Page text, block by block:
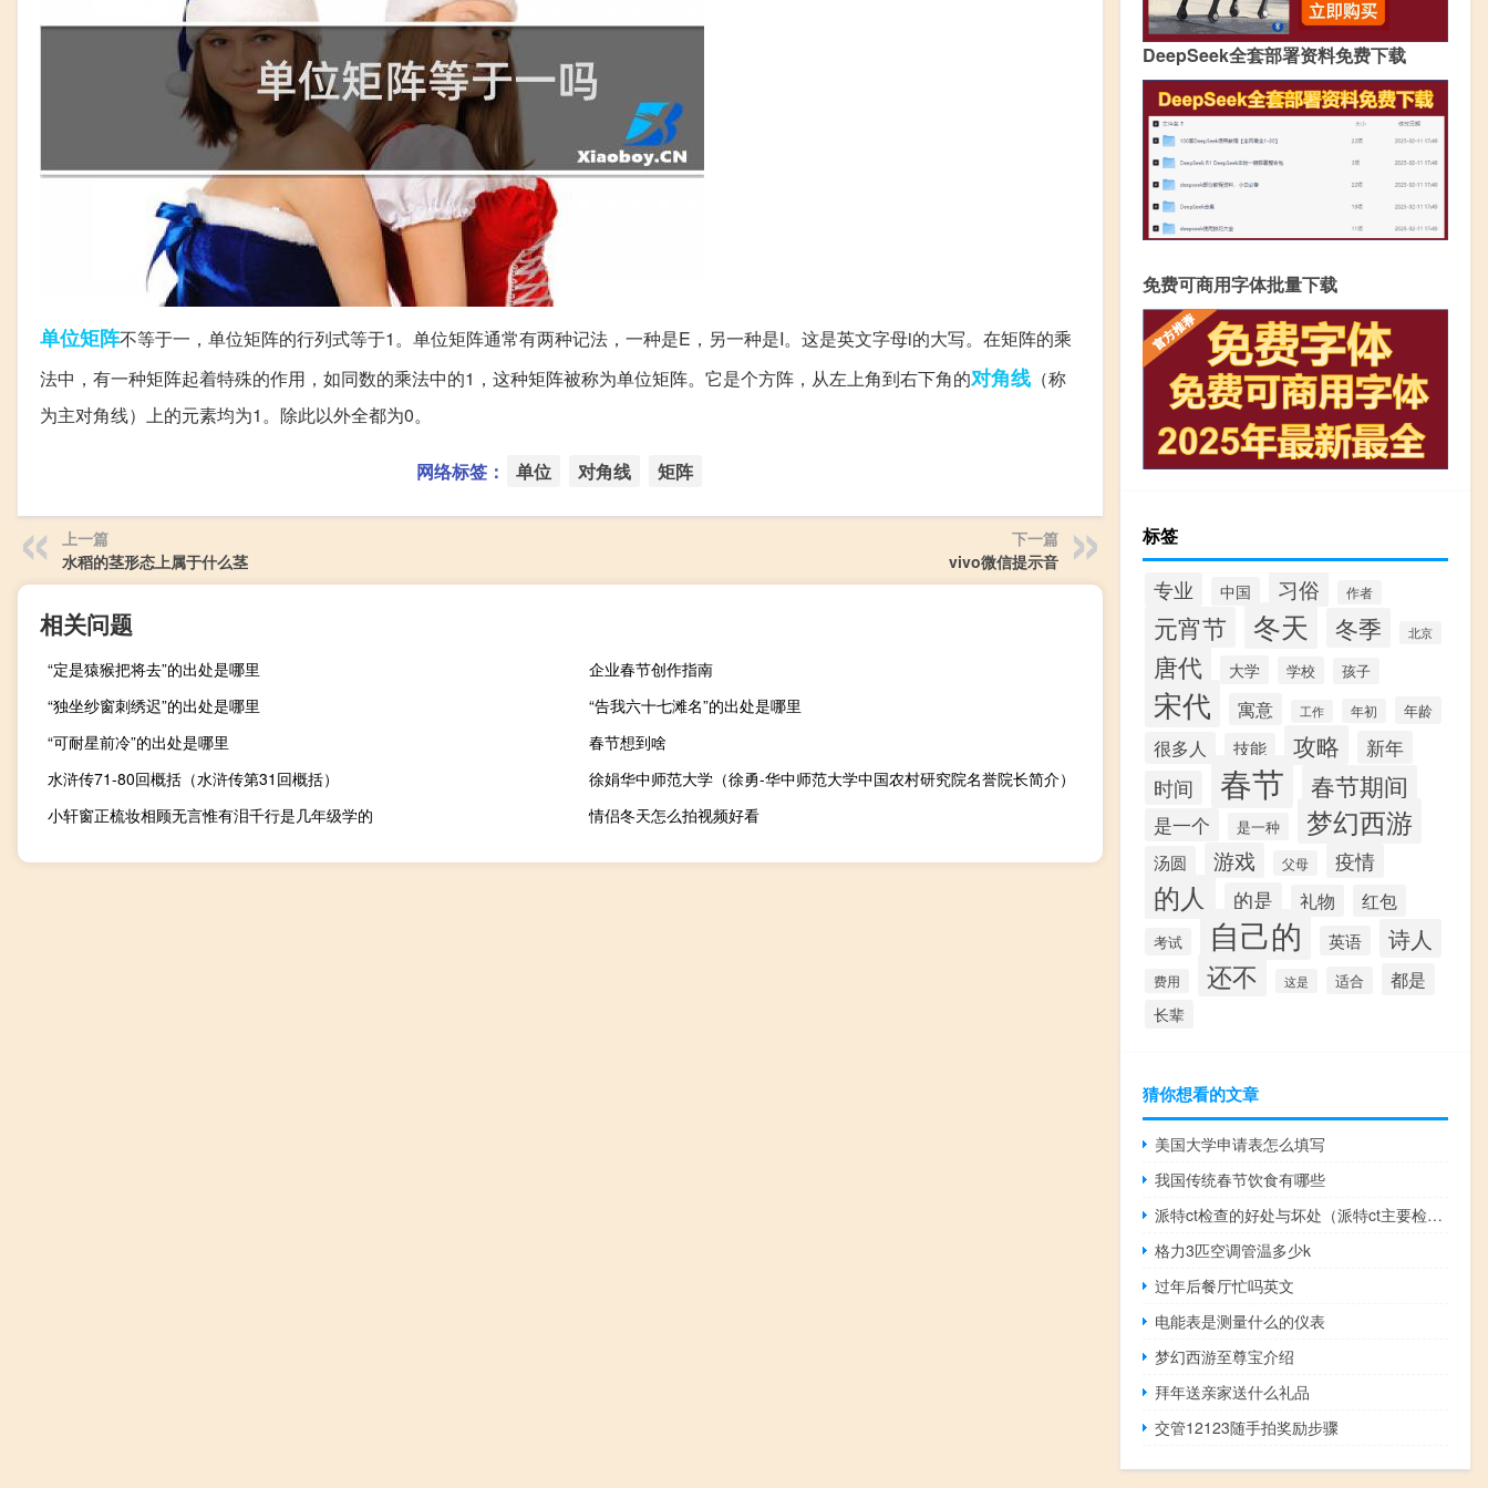
单位矩阵不等于一，单位矩阵的行列式等于1。单位矩阵通常有两种记法，一种是E，另一种是I。这是英文字母i的大写。在矩阵的乘
法中，有一种矩阵起着特殊的作用，如同数的乘法中的1，这种矩阵被称为单位矩阵。它是个方阵，从左上角到右下角的对角线 （称
为主对角线）上的元素均为1。除此以外全都为0。
网络标签： 单位 对角线 矩阵
上一篇
水稻的茎形态上属于什么茎
下一篇
vivo微信提示音
相关问题
“定是猿猴把将去”的出处是哪里
企业春节创作指南
“独坐纱窗刺绣迟”的出处是哪里
“告我六十七滩名”的出处是哪里
“可耐星前冷”的出处是哪里
春节想到啥
水浒传71-80回概括（水浒传第31回概括）
徐娟华中师范大学（徐勇-华中师范大学中国农村研究院名誉院长简介）
小轩窗正梳妆相顾无言惟有泪千行是几年级学的
情侣冬天怎么拍视频好看
DeepSeek全套部署资料免费下载
免费可商用字体批量下载
标签
专业 中国 习俗 作者
元宵节 冬天 冬季 北京
唐代 大学 学校 孩子
宋代 寓意 工作 年初 年龄
很多人 技能 攻略 新年
时间 春节 春节期间
是一个 是一种 梦幻西游
汤圆 游戏 父母 疫情
的人 的是 礼物 红包
考试 自己的 英语 诗人
费用 还不 这是 适合 都是
长辈
猜你想看的文章
美国大学申请表怎么填写
我国传统春节饮食有哪些
派特ct检查的好处与坏处（派特ct主要检查什么）
格力3匹空调管温多少k
过年后餐厅忙吗英文
电能表是测量什么的仪表
梦幻西游至尊宝介绍
拜年送亲家送什么礼品
交管12123随手拍奖励步骤